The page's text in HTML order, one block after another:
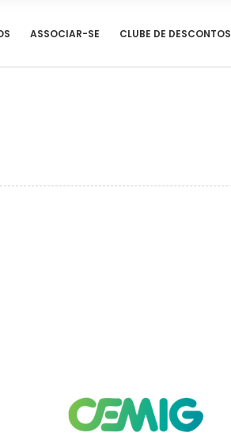
ASSOCIAR-SE CLUBE DE DESCONTOS